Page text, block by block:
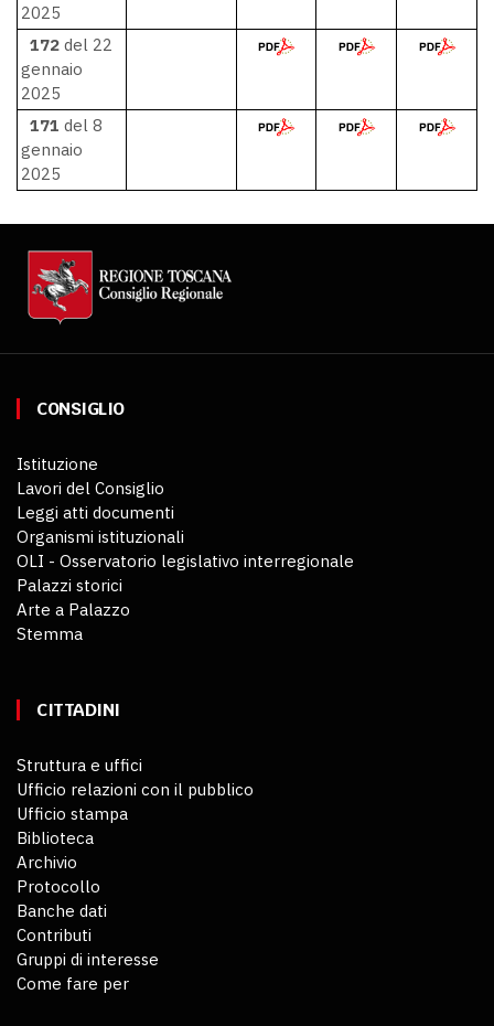
2025
172 del 22
gennaio
2025
171 del 8
gennaio
2025
CONSIGLIO
Istituzione
Lavori del Consiglio
Leggi atti documenti
Organismi istituzionali
OLI - Osservatorio legislativo interregionale
Palazzi storici
Arte a Palazzo
Stemma
CITTADINI
Struttura e uffici
Ufficio relazioni con il pubblico
Ufficio stampa
Biblioteca
Archivio
Protocollo
Banche dati
Contributi
Gruppi di interesse
Come fare per